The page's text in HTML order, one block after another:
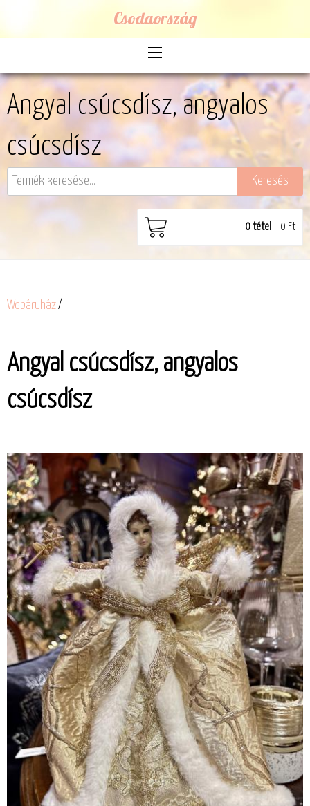
Csodaország
Angyal csúcsdísz, angyalos
csúcsdísz
0tétel 0 Ft
Webáruház/
Angyal csúcsdísz, angyalos
csúcsdísz